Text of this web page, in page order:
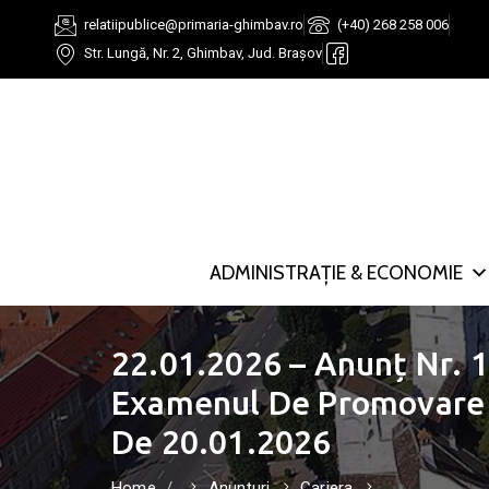
relatiipublice@primaria-ghimbav.ro
(+40) 268 258 006
Str. Lungă, Nr. 2, Ghimbav, Jud. Brașov
ADMINISTRAȚIE & ECONOMIE
22.01.2026 – Anunț Nr.
Examenul De
De 20.01.2026